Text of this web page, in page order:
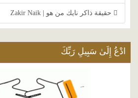
حقيقة ذاكر نايك من هو | Zakir Naik
ادْعُ إِلَىٰ سَبِيلِ رَبِّكَ